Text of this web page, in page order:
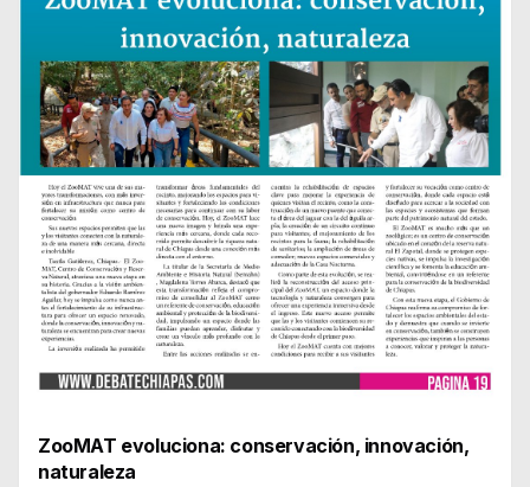
ZooMAT evoluciona: conservación, innovación,
naturaleza